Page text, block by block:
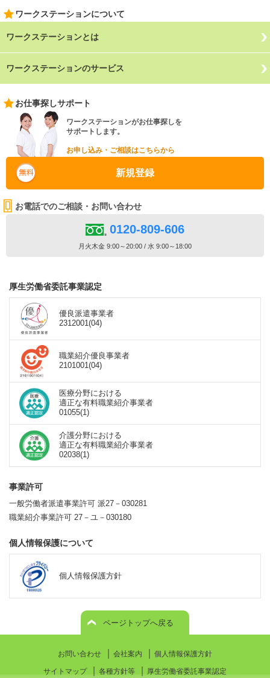
ワークステーションについて
ワークステーションとは
ワークステーションのサービス
お仕事探しサポート
ワークステーションがお仕事探しを
サポートします。
お申し込み・ご相談はこちらから
新規登録
お電話でのご相談・お問い合わせ
0120-809-606
月火木金 9:00～20:00 / 水 9:00～18:00
厚生労働省委託事業認定
優良派遣事業者
2312001(04)
職業紹介優良事業者
2101001(04)
医療分野における
適正な有料職業紹介事業者
01055(1)
介護分野における
適正な有料職業紹介事業者
02038(1)
事業許可
一般労働者派遣事業許可 派27－030281
職業紹介事業許可 27－ユ－030180
個人情報保護について
個人情報保護方針
ページトップへ戻る
お問い合わせ 会社案内 個人情報保護方針
サイトマップ 各種方針等 厚生労働省委託事業認定